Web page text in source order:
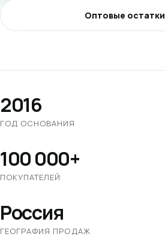
Оптовые остатки
2016
ГОД ОСНОВАНИЯ
100 000+
ПОКУПАТЕЛЕЙ
Россия
ГЕОГРАФИЯ ПРОДАЖ